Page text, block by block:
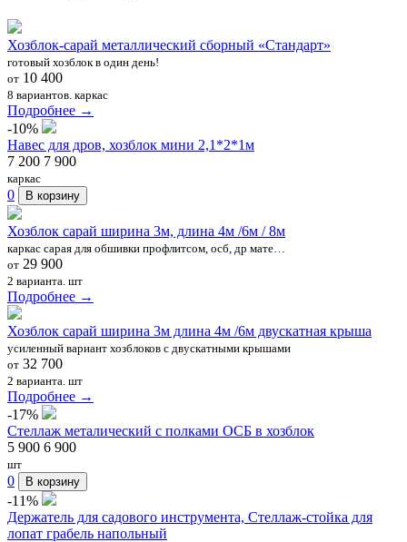
Хозблок-сарай металлический сборный «Стандарт»
готовый хозблок в один день!
от 10 400
8 вариантов. каркас
Подробнее →
-10%
Навес для дров, хозблок мини 2,1*2*1м
7 200 7 900
каркас
0 В корзину
Хозблок сарай ширина 3м, длина 4м /6м / 8м
каркас сарая для обшивки профлитсом, осб, др мате…
от 29 900
2 варианта. шт
Подробнее →
Хозблок сарай ширина 3м длина 4м /6м двускатная крыша
усиленный вариант хозблоков с двускатными крышами
от 32 700
2 варианта. шт
Подробнее →
-17%
Стеллаж металический с полками ОСБ в хозблок
5 900 6 900
шт
0 В корзину
-11%
Держатель для садового инструмента, Стеллаж-стойка для
лопат грабель напольный